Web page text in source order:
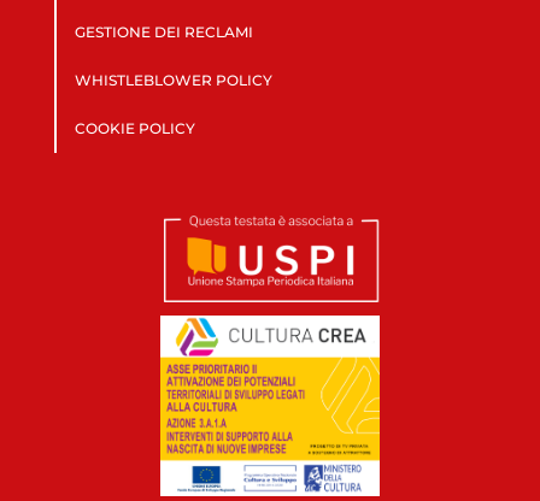
GESTIONE DEI RECLAMI
WHISTLEBLOWER POLICY
COOKIE POLICY